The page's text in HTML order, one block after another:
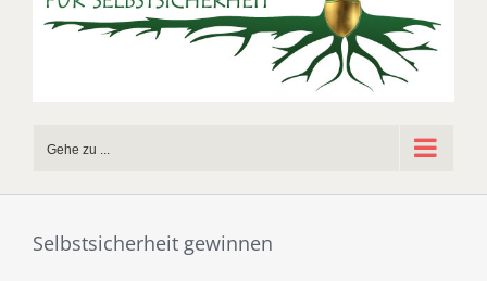
Gehe zu ...
Selbstsicherheit gewinnen